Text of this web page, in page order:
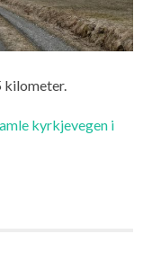
kilometer.
kyrkjevegen i